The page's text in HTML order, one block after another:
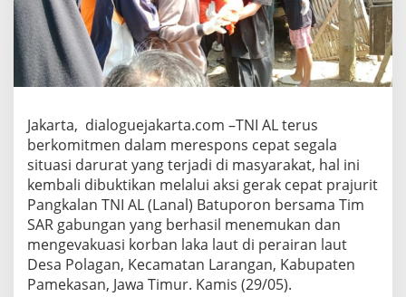
I
A
L
B
e
r
a
m
a
T
i
m
S
A
R
G
a
Jakarta, dialoguejakarta.com –TNI AL terus
berkomitmen dalam merespons cepat segala
situasi darurat yang terjadi di masyarakat, hal ini
kembali dibuktikan melalui aksi gerak cepat prajurit
Pangkalan TNI AL (Lanal) Batuporon bersama Tim
SAR gabungan yang berhasil menemukan dan
mengevakuasi korban laka laut di perairan laut
Desa Polagan, Kecamatan Larangan, Kabupaten
Pamekasan, Jawa Timur. Kamis (29/05).